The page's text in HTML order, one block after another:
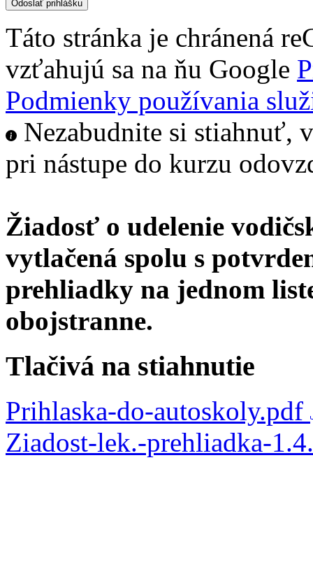
Táto stránka je chránená
vzťahujú sa na ňu Google
Podmienky používania
Nezabudnite si
pri nástupe do kurzu
Žiadosť o udelenie
vytlačená spolu s
prehliadky na jednom
obojstranne.
Tlačivá na stiahnutie
Prihlaska-do-autoskoly.pdf
Ziadost-lek.-prehliadka-